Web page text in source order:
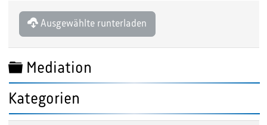
Ausgewählte runterladen
Ordner
Mediation
Kategorien